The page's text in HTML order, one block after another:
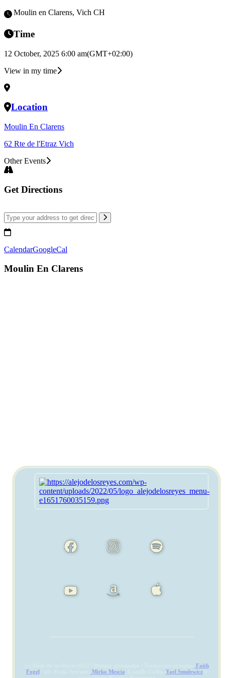
au Moulin en Clarens, Vich CH
Time
12 October, 2025 6:00 am(GMT+02:00)
View in my time
Location
Moulin En Clarens
62 Rte de l'Etraz Vich
Other Events
Get Directions
CalendarGoogleCal
Moulin En Clarens
Faith
Fogel
Mirko Mescia Yael Smulewiczy